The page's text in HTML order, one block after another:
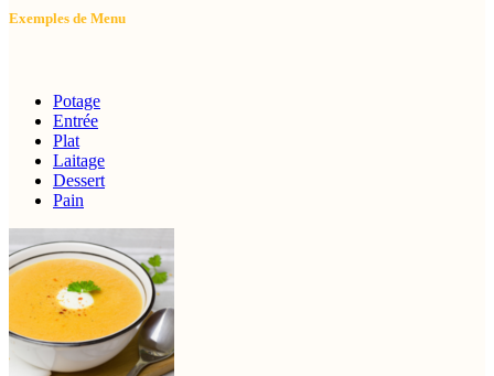
Exemples de Menu
Potage
Entrée
Plat
Laitage
Dessert
Pain